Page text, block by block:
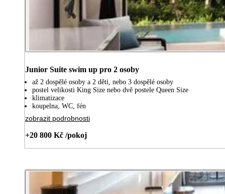
Junior Suite swim up pro 2 osoby
až 2 dospělé osoby a 2 děti, nebo 3 dospělé osoby
postel velikosti King Size nebo dvě postele Queen Size
klimatizace
koupelna, WC, fén
zobrazit podrobnosti
+20 800 Kč /pokoj